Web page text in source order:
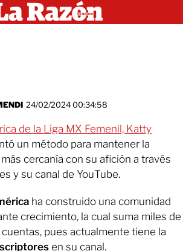
24/02/2024 00:34:58
de la Liga MX Femenil, Katty
un método para mantener la
cercanía con su afición a través
y su canal de YouTube.
ha construido una comunidad
crecimiento, la cual suma miles de
pues actualmente tiene la
en su canal.